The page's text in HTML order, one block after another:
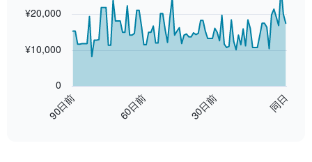
91
90日前 60日前 30日前 同日
0
¥10,000
¥20,000